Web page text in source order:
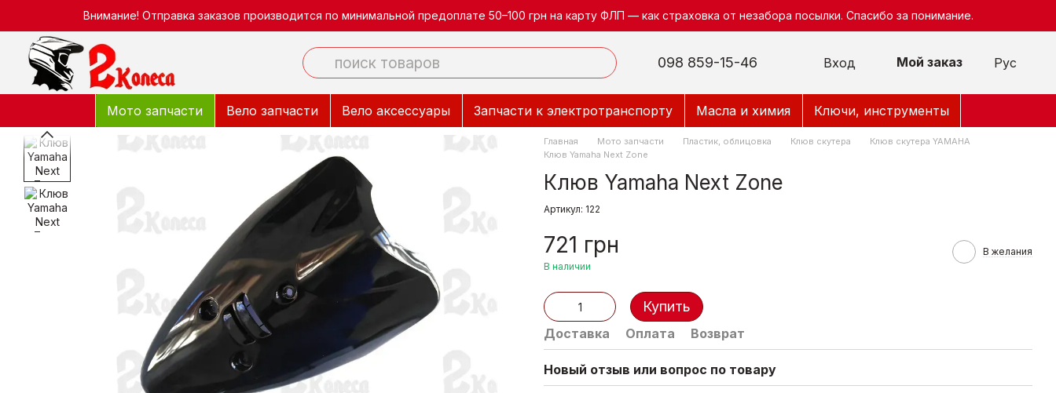
Перейти к основному контенту
Внимание! Отправка заказов производится по минимальной предоплате 50–100 грн на карту ФЛП — как страховка от незабора посылки. Спасибо за понимание.
098 859-15-46 Вход Мой заказ Рус
Мото запчасти Вело запчасти Вело аксессуары Запчасти к электротранспорту Масла и химия Ключи, инструменты
Главная Мото запчасти Пластик, облицовка Клюв скутера
Клюв скутера YAMAHA
Клюв Yamaha Next Zone
Клюв Yamaha Next Zone
Артикул: 122
721 грн
В наличии
В желания
Купить
Доставка Оплата Возврат
Новый отзыв или вопрос по товару